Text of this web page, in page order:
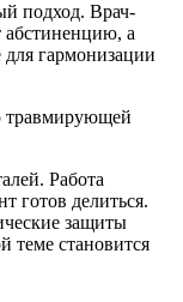
подход. Врач-
абстиненцию, а
для гармонизации
травмирующей
Работа
готов делиться.
защиты
теме становится